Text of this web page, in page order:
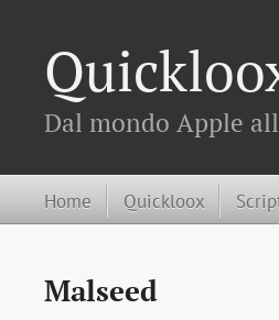
Dal mondo Apple
Home Quickloox
Malseed